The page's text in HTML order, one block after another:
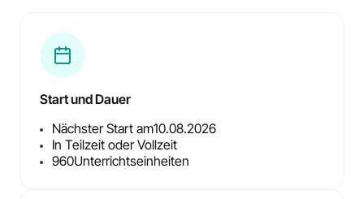
Start und Dauer
Nächster Start am10.08.2026
In Teilzeit oder Vollzeit
960Unterrichtseinheiten